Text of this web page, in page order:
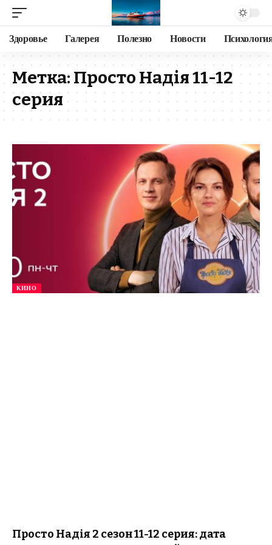
Здоровье Галерея Полезно Новости
Метка: Просто Надія 11-12
серия
КИНО
Просто Надія 2 сезон 11-12 серия: дата